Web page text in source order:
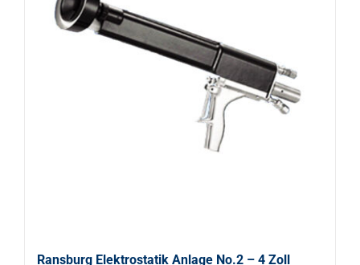
Ransburg Elektrostatik Anlage No.2 – 4 Zoll